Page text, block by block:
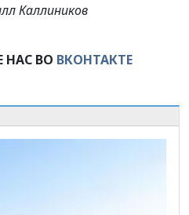
Каллиников
НАС ВО ВКОНТАКТЕ